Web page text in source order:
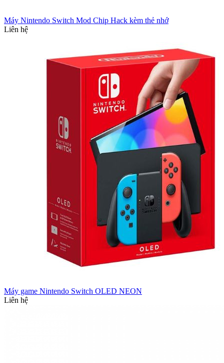
Máy Nintendo Switch Mod Chip Hack kèm thẻ nhớ
Liên hệ
Máy game Nintendo Switch OLED NEON
Liên hệ